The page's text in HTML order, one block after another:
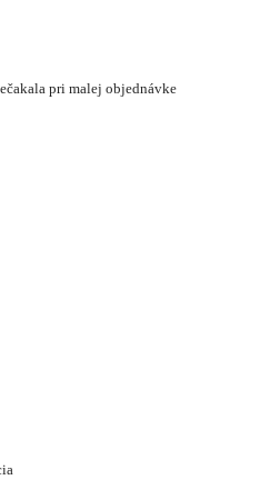
pri malej objednávke